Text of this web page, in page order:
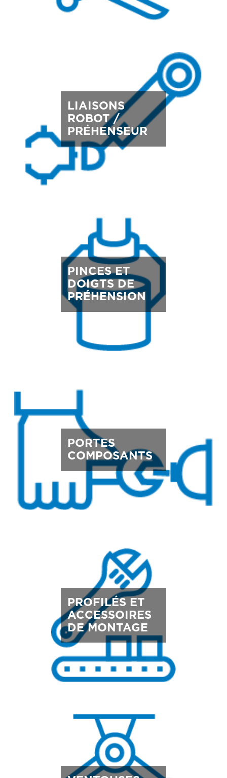
LIAISONS
ROBOT /
PRÉHENSEUR
PINCES ET
DOIGTS DE
PRÉHENSION
PORTES
COMPOSANTS
PROFILÉS ET
ACCESSOIRES
DE MONTAGE